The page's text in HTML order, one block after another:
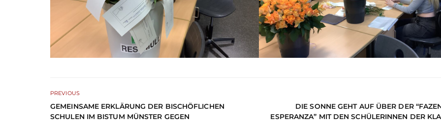
PREVIOUS
GEMEINSAME ERKLÄRUNG DER BISCHÖFLICHEN
SCHULEN IM BISTUM MÜNSTER GEGEN
DIE SONNE GEHT AUF ÜBER DER
ESPERANZA” MIT DEN SCHÜLERINNEN DER